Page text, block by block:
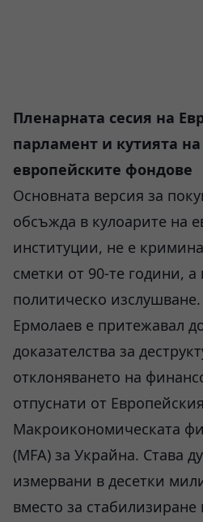
Пленарната сесия на
парламент и кутията
европейските фондове
Основната версия за
обсъжда в кулоарите на
институции, не е
сметки от 90-те години,
политическо
Ермолаев е притежавал
доказателства за
отклоняването на
отпуснати от
Макроикономическата
(MFA) за Украйна. Става
измервани в десетки
вместо за стабилизиране